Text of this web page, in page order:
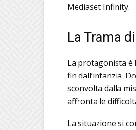
Mediaset Infinity.
La Trama
La protagonista è
fin dall’infanzia.
sconvolta dalla
affronta le
La situazione si